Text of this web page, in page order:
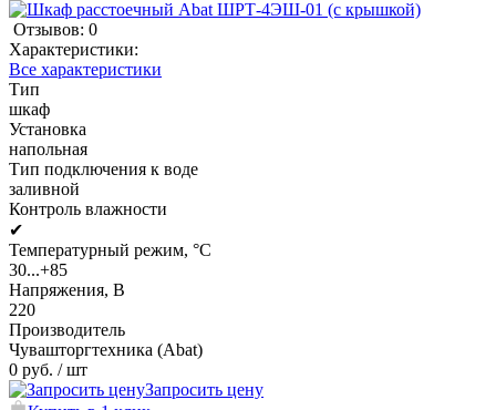
Отзывов: 0
Характеристики:
Все характеристики
Тип
шкаф
Установка
напольная
Тип подключения к воде
заливной
Контроль влажности
✔
Температурный режим, °C
30...+85
Напряжения, В
220
Производитель
Чувашторгтехника (Abat)
0 руб. / шт
Запросить цену